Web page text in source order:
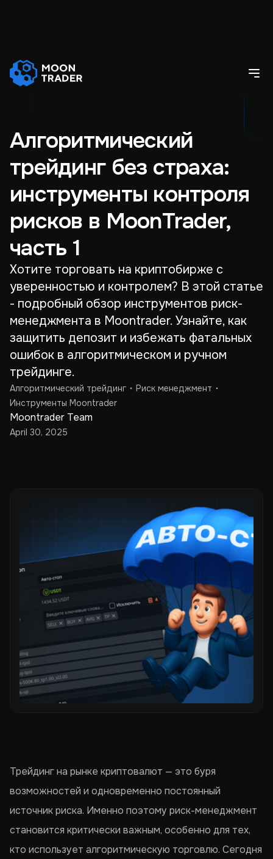
Алгоритмический
трейдинг без страха:
инструменты контроля
рисков в MoonTrader,
часть 1
Хотите торговать на криптобирже с
уверенностью и контролем? В этой статье
- подробный обзор инструментов риск-
менеджмента в Moontrader. Узнайте, как
защитить депозит и избежать фатальных
ошибок в алгоритмическом и ручном
трейдинге.
Алгоритмический трейдинг
Риск менеджмент
Инструменты Moontrader
Moontrader Team
April 30, 2025
Трейдинг на рынке криптовалют — это буря
возможностей и одновременно постоянный
источник риска. Именно поэтому риск-менеджмент
становится критически важным, особенно для тех,
кто использует алгоритмическую торговлю. Сегодня